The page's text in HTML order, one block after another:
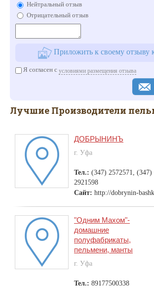
Нейтральный отзыв
Отрицательный отзыв
Приложить к своему отзыву
Я согласен с условиями размещения отзыва
Лучшие Производители
ДОБРЫНИНЪ
г. Уфа
Тел.: (347) 2572571, (347)
2921598
Сайт: http://dobrynin-
"Одним Махом"-
домашние
полуфабрикаты,
пельмени, манты
г. Уфа
Тел.: 89177500338